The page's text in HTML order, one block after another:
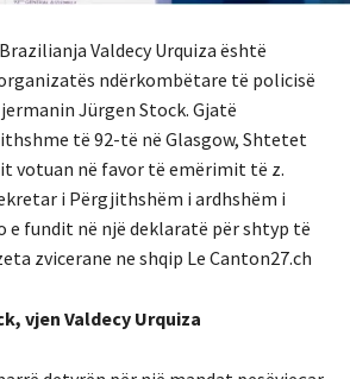
Valdecy Urquiza është
ndërkombëtare të policisë
Jürgen Stock. Gjatë
të 92-të në Glasgow, Shtetet
votuan në favor të emërimit të z.
i Përgjithshëm i ardhshëm i
e fundit në një deklaratë për shtyp të
zvicerane ne shqip Le Canton27.ch
vjen Valdecy Urquiza